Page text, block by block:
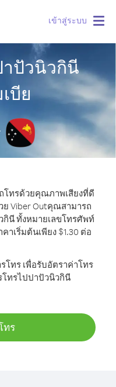
เข้าสู่ระบบ
าปัวนิวกินี
บีย
ทรด้วยคุณภาพเสียงที่ดี
Viber Outคุณสามารถ
กินี ทั้งหมายเลขโทรศัพท์
เริ่มต้นเพียง $1.30 ต่อ
โทร เพื่อรับอัตราค่าโทร
ทรไปปาปัวนิวกินี
ทร